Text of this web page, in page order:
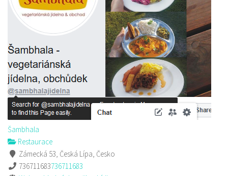
Šambhala
Restaurace
Zámecká 53, Česká Lípa, Česko
736711683736711683